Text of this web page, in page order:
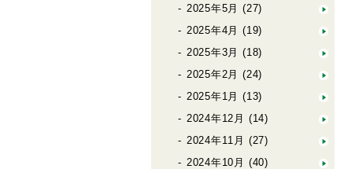
2025年5月 (27)
2025年4月 (19)
2025年3月 (18)
2025年2月 (24)
2025年1月 (13)
2024年12月 (14)
2024年11月 (27)
2024年10月 (40)